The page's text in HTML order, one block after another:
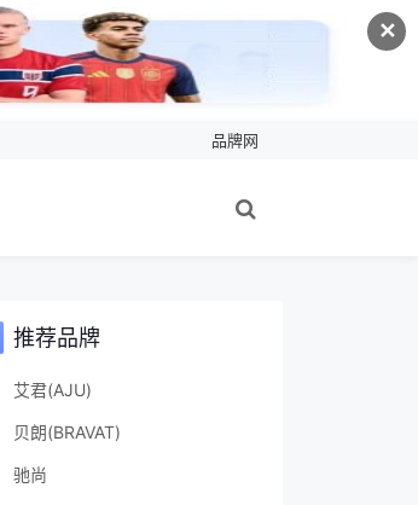
✕
品牌网
推荐品牌
艾君(AJU)
贝朗(BRAVAT)
驰尚